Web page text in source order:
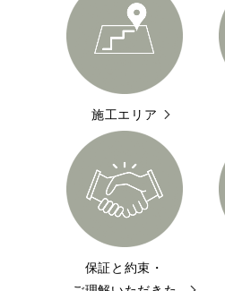
施工エリア
保証と約束・